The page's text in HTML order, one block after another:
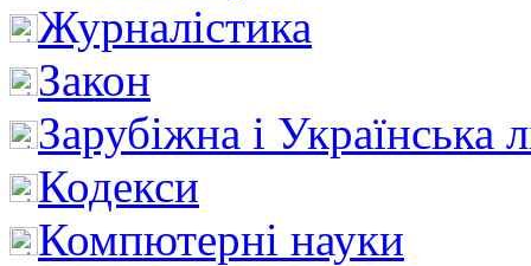
Журналістика
Закон
Зарубіжна і Українська
Кодекси
Компютерні науки